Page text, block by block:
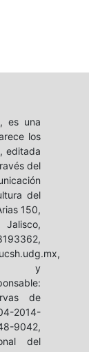
es una
los
editada
del
del
150,
y
de
2014-
9042,
del